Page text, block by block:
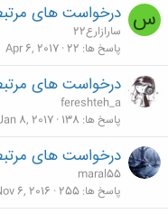
س درخواست های
سارازارع22
پاسخ ها 22
Apr 6, 2017
درخواست های
fereshteh_a
پاسخ ها 138
8, 2017
درخواست های
maral55
پاسخ ها 255
6, 2016